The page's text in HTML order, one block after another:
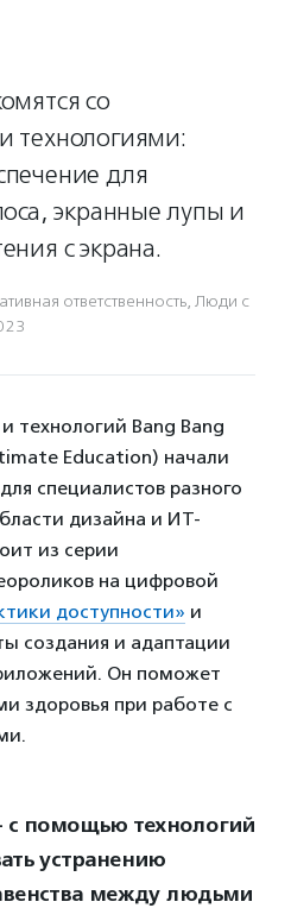
со
технологиями:
для
экранные лупы и
с экрана.
ответственность, Люди с
технологий Bang Bang
Education) начали
специалистов разного
дизайна и ИТ-
из серии
на цифровой
доступности» и
создания и адаптации
Он поможет
здоровья при работе с
помощью технологий
устранению
между людьми